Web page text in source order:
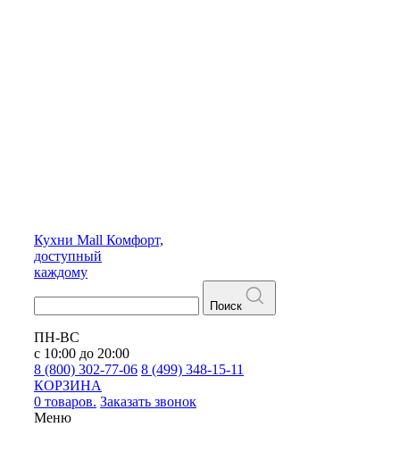
Кухни Mall Комфорт,
доступный
каждому
Поиск
ПН-ВС
с 10:00 до 20:00
8 (800) 302-77-06 8 (499) 348-15-11
КОРЗИНА
0 товаров. Заказать звонок
Меню